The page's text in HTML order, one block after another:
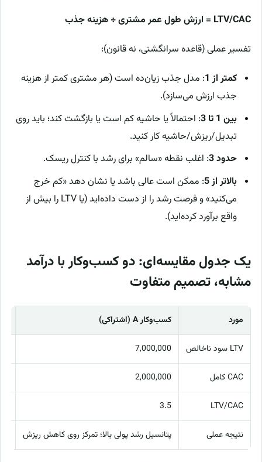
LTV/CAC = ارزش طول عمر مشتری ÷ هزینه جذب
تفسیر عملی (قاعده سرانگشتی، نه قانون):
کمتر از 1 : مدل جذب زیان‌ده است (هر مشتری کمتر از هزینه
جذب ارزش می‌سازد).
بین 1 تا 3
: احتمالاً یا حاشیه کم است یا بازگشت کند؛ باید روی
تبدیل/ریزش/حاشیه کار کنید.
حدود 3 : اغلب نقطه «سالم» برای رشد با کنترل ریسک.
بالاتر از 5 : ممکن است عالی باشد یا نشان دهد «کم خرج
می‌کنید» و فرصت رشد را از دست داده‌اید (یا LTV را بیش از
واقع برآورد کرده‌اید).
یک جدول مقایسه‌ای: دو کسب‌وکار با درآمد
مشابه، تصمیم متفاوت
مورد کسب‌وکار A (اشتراکی)
LTV سود ناخالص 7,000,000
CAC کامل 2,000,000
LTV/CAC
3.5
نتیجه عملی پتانسیل رشد پولی بالا؛ تمرکز روی کاهش ریزش